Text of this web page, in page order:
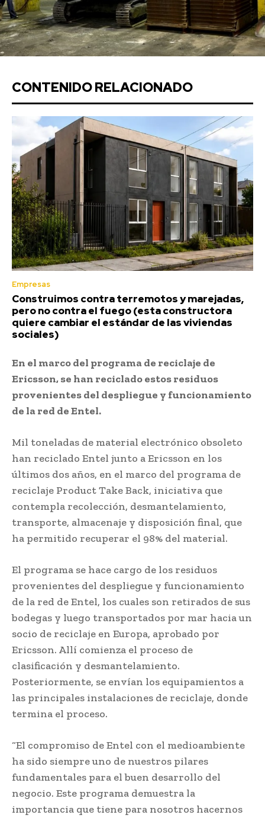
CONTENIDO RELACIONADO
Empresas
Construimos contra terremotos y marejadas,
pero no contra el fuego (esta constructora
quiere cambiar el estándar de las viviendas
sociales)
En el marco del programa de reciclaje de
Ericsson, se han reciclado estos residuos
provenientes del despliegue y funcionamiento
de la red de Entel.
Mil toneladas de material electrónico obsoleto
han reciclado Entel junto a Ericsson en los
últimos dos años, en el marco del programa de
reciclaje Product Take Back, iniciativa que
contempla recolección, desmantelamiento,
transporte, almacenaje y disposición final, que
ha permitido recuperar el 98% del material.
El programa se hace cargo de los residuos
provenientes del despliegue y funcionamiento
de la red de Entel, los cuales son retirados de sus
bodegas y luego transportados por mar hacia un
socio de reciclaje en Europa, aprobado por
Ericsson. Allí comienza el proceso de
clasificación y desmantelamiento.
Posteriormente, se envían los equipamientos a
las principales instalaciones de reciclaje, donde
termina el proceso.
“El compromiso de Entel con el medioambiente
ha sido siempre uno de nuestros pilares
fundamentales para el buen desarrollo del
negocio. Este programa demuestra la
importancia que tiene para nosotros hacernos